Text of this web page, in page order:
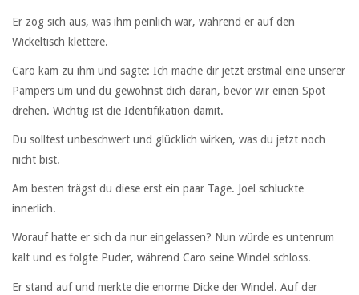
Er zog sich aus, was ihm peinlich war, während er auf den
Wickeltisch klettere.
Caro kam zu ihm und sagte: Ich mache dir jetzt erstmal eine unserer
Pampers um und du gewöhnst dich daran, bevor wir einen Spot
drehen. Wichtig ist die Identifikation damit.
Du solltest unbeschwert und glücklich wirken, was du jetzt noch
nicht bist.
Am besten trägst du diese erst ein paar Tage. Joel schluckte
innerlich.
Worauf hatte er sich da nur eingelassen? Nun würde es untenrum
kalt und es folgte Puder, während Caro seine Windel schloss.
Er stand auf und merkte die enorme Dicke der Windel. Auf der